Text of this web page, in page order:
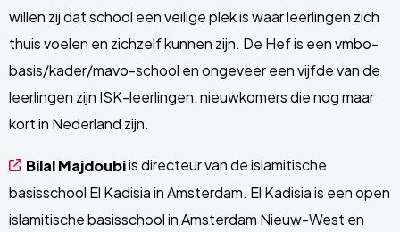
willen zij dat school een veilige plek is waar leerlingen zich
thuis voelen en zichzelf kunnen zijn. De Hef is een vmbo-
basis/kader/mavo-school en ongeveer een vijfde van de
leerlingen zijn ISK-leerlingen, nieuwkomers die nog maar
kort in Nederland zijn.
Bilal Majdoubiis directeur van de islamitische
basisschool El Kadisia in Amsterdam. El Kadisia is een open
islamitische basisschool in Amsterdam Nieuw-West en